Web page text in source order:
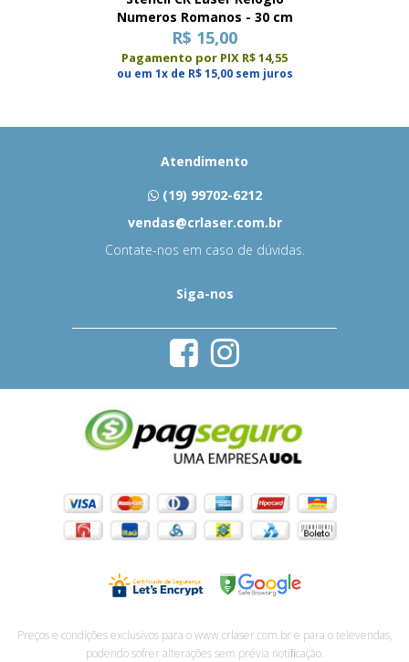
Numeros Romanos - 30 cm
R$ 15,00
Pagamento por PIX R$ 14,55
ou em 1x de R$ 15,00 sem juros
Atendimento
(19) 99702-6212
vendas@crlaser.com.br
Contate-nos em caso de dúvidas.
Siga-nos
Preços e condições exclusivos para o www.crlaser.com.br e para o televendas,
podendo sofrer alterações sem prévia notiﬁcação.